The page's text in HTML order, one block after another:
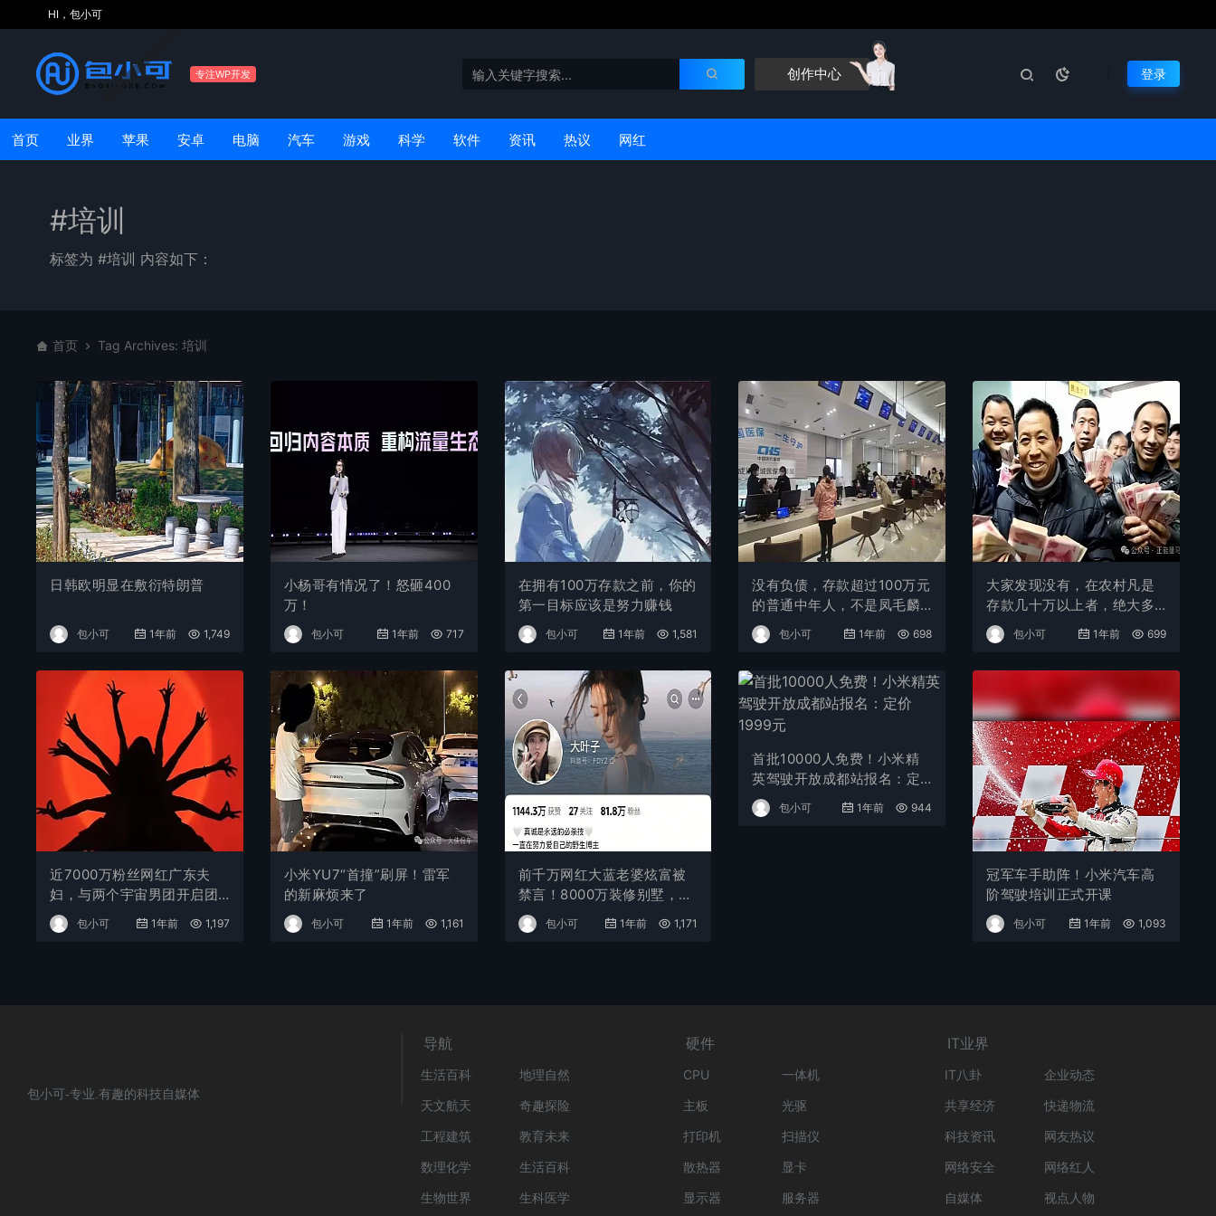
HI，包小可
专注WP开发 创作中心 登录
首页 业界 苹果 安卓 电脑 汽车 游戏 科学 软件 资讯 热议 网红
#培训
标签为 #培训 内容如下：
首页 Tag Archives: 培训
日韩欧明显在敷衍特朗普
包小可 1年前 1,749
小杨哥有情况了！怒砸400
万！
包小可 1年前 717
在拥有100万存款之前，你的
第一目标应该是努力赚钱
包小可 1年前 1,581
没有负债，存款超过100万元
的普通中年人，不是凤毛麟
角，而是没有？
包小可 1年前 698
大家发现没有，在农村凡是
存款几十万以上者，绝大多
数都是这些人
包小可 1年前 699
近7000万粉丝网红广东夫
妇，与两个宇宙男团开启团
播，直播间全程10万+在线！
团播为啥那么火？
包小可 1年前 1,197
小米YU7“首撞”刷屏！雷军
的新麻烦来了
包小可 1年前 1,161
前千万网红大蓝老婆炫富被
禁言！8000万装修别墅，一
年电费超40万，700万兰博
基尼挂墙上！直播哭穷凑电
包小可 1年前 1,171
首批10000人免费！小米精
英驾驶开放成都站报名：定
价1999元
包小可 1年前 944
冠军车手助阵！小米汽车高
阶驾驶培训正式开课
包小可 1年前 1,093
包小可-专业.有趣的科技自媒体
导航
生活百科
地理自然
天文航天
奇趣探险
工程建筑
教育未来
数理化学
生活百科
生物世界
生科医学
硬件
CPU
一体机
主板
光驱
打印机
扫描仪
散热器
显卡
显示器
服务器
IT业界
IT八卦
企业动态
共享经济
快递物流
科技资讯
网友热议
网络安全
网络红人
自媒体
视点人物